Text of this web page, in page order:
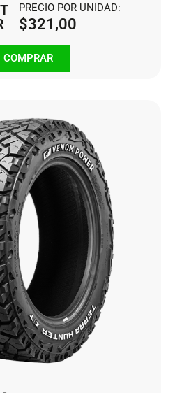
PRECIO POR UNIDAD:
$321,00
COMPRAR